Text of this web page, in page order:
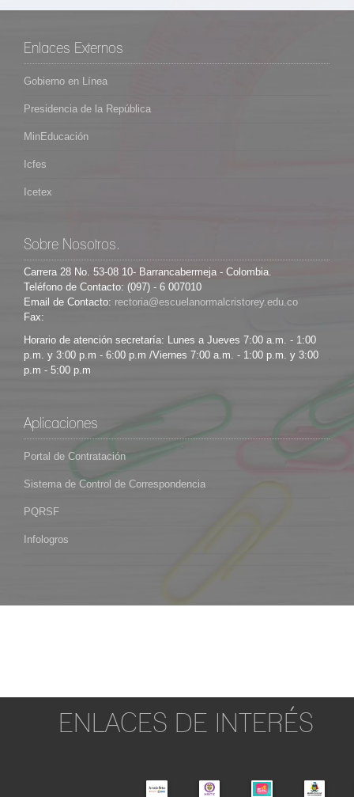
Enlaces Externos
Gobierno en Línea
Presidencia de la República
MinEducación
Icfes
Icetex
Sobre Nosotros.
Carrera 28 No. 53-08 10- Barrancabermeja - Colombia.
Teléfono de Contacto: (097) - 6 007010
Email de Contacto:
Fax:
Horario de atención secretaría: Lunes a Jueves 7:00 a.m. - 1:00
p.m. y 3:00 p.m - 6:00 p.m /Viernes 7:00 a.m. - 1:00 p.m. y 3:00
p.m - 5:00 p.m
Aplicaciones
Portal de Contratación
Sistema de Control de Correspondencia
PQRSF
Infologros
ENLACES DE INTERÉS